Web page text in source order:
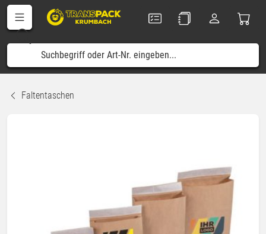
Faltentaschen